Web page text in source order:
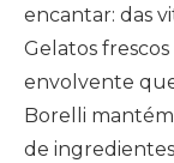
encantar: das
Gelatos
envolvente
Borelli
de